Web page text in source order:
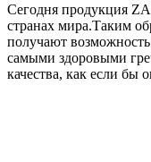
Сегодня продукция
странах мира.Таким
получают
самыми здоровыми
качества, как если бы